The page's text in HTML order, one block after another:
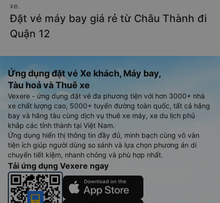
xe.
Đặt vé máy bay giá rẻ từ Châu Thành đi
Quận 12
Ứng dụng đặt vé Xe khách, Máy bay,
Tàu hoả và Thuê xe
Vexere - ứng dụng đặt vé đa phương tiện với hơn 3000+ nhà
xe chất lượng cao, 5000+ tuyến đường toàn quốc, tất cả hãng
bay và hãng tàu cùng dịch vụ thuê xe máy, xe du lịch phủ
khắp các tỉnh thành tại Việt Nam.
Ứng dụng hiển thị thông tin đầy đủ, minh bạch cùng vô vàn
tiện ích giúp người dùng so sánh và lựa chọn phương án di
chuyển tiết kiệm, nhanh chóng và phù hợp nhất.
Tải ứng dụng Vexere ngay